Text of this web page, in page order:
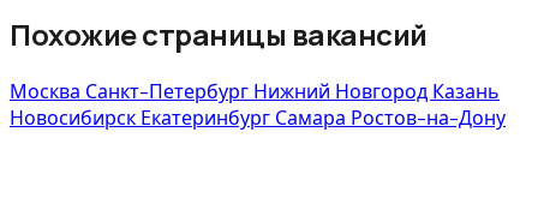
Похожие страницы вакансий
Москва Санкт-Петербург Нижний Новгород Казань
Новосибирск Екатеринбург Самара Ростов-на-Дону